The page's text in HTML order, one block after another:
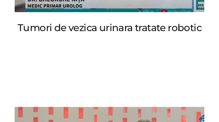
Tumori de vezica urinara tratate robotic